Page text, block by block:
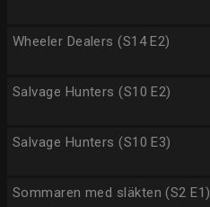
Wheeler Dealers (S14 E2)
Salvage Hunters (S10 E2)
Salvage Hunters (S10 E3)
Sommaren med släkten (S2 E1)